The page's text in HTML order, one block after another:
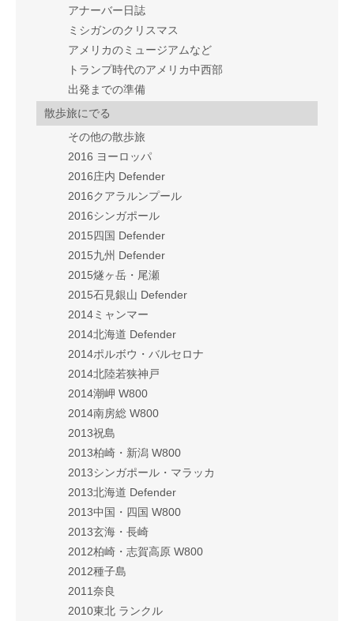
アナーバー日誌
ミシガンのクリスマス
アメリカのミュージアムなど
トランプ時代のアメリカ中西部
出発までの準備
散歩旅にでる
その他の散歩旅
2016 ヨーロッパ
2016庄内 Defender
2016クアラルンプール
2016シンガポール
2015四国 Defender
2015九州 Defender
2015燧ヶ岳・尾瀬
2015石見銀山 Defender
2014ミャンマー
2014北海道 Defender
2014ポルボウ・バルセロナ
2014北陸若狭神戸
2014潮岬 W800
2014南房総 W800
2013祝島
2013柏崎・新潟 W800
2013シンガポール・マラッカ
2013北海道 Defender
2013中国・四国 W800
2013玄海・長崎
2012柏崎・志賀高原 W800
2012種子島
2011奈良
2010東北 ランクル